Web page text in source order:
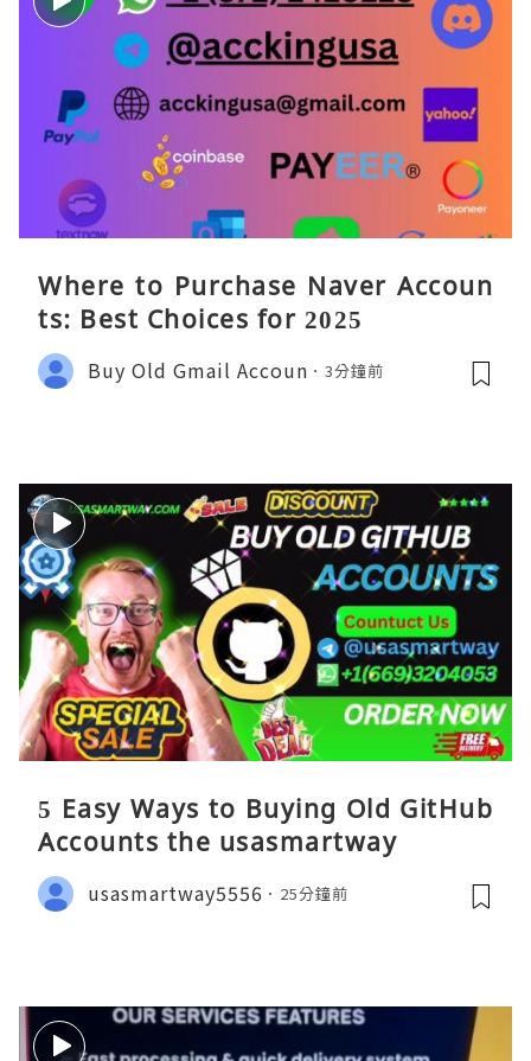
Where to Purchase Naver Accoun
ts: Best Choices for 2025
Buy Old Gmail Accoun 3分鐘前
5 Easy Ways to Buying Old GitHub
Accounts the usasmartway
usasmartway5556 25分鐘前